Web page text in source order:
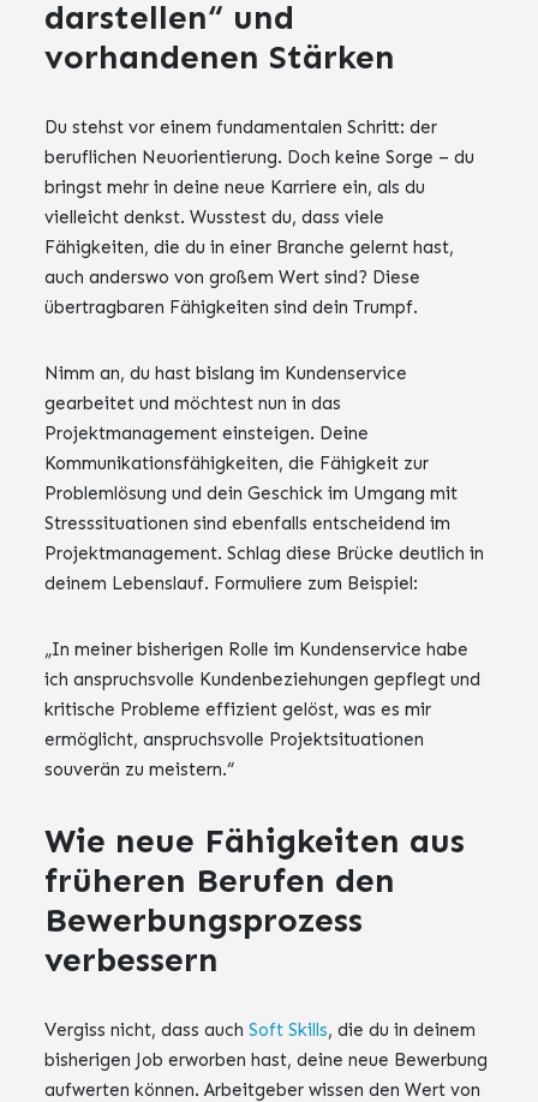
darstellen“ und
vorhandenen Stärken
Du stehst vor einem fundamentalen Schritt: der
beruflichen Neuorientierung. Doch keine Sorge – du
bringst mehr in deine neue Karriere ein, als du
vielleicht denkst. Wusstest du, dass viele
Fähigkeiten, die du in einer Branche gelernt hast,
auch anderswo von großem Wert sind? Diese
übertragbaren Fähigkeiten sind dein Trumpf.
Nimm an, du hast bislang im Kundenservice
gearbeitet und möchtest nun in das
Projektmanagement einsteigen. Deine
Kommunikationsfähigkeiten, die Fähigkeit zur
Problemlösung und dein Geschick im Umgang mit
Stresssituationen sind ebenfalls entscheidend im
Projektmanagement. Schlag diese Brücke deutlich in
deinem Lebenslauf. Formuliere zum Beispiel:
„In meiner bisherigen Rolle im Kundenservice habe
ich anspruchsvolle Kundenbeziehungen gepflegt und
kritische Probleme effizient gelöst, was es mir
ermöglicht, anspruchsvolle Projektsituationen
souverän zu meistern.“
Wie neue Fähigkeiten aus
früheren Berufen den
Bewerbungsprozess
verbessern
Vergiss nicht, dass auchSoft Skills, die du in deinem
bisherigen Job erworben hast, deine neue Bewerbung
aufwerten können. Arbeitgeber wissen den Wert von